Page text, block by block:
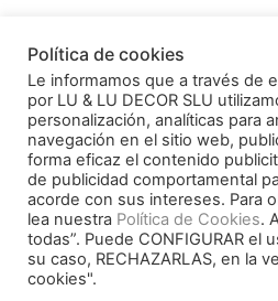
recibir
comunicaciones
comerciales.
Financiado por la Unión
Europea –
NextGenerationEU
Política de cookies
Le informamos que a través de
por LU & LU DECOR SLU
personalización, analíticas para
navegación en el sitio web,
forma eficaz el contenido
de publicidad comportamental
acorde con sus intereses. Para
lea nuestra Política de Cookies.
todas”. Puede CONFIGURAR el
su caso, RECHAZARLAS, en la
cookies".